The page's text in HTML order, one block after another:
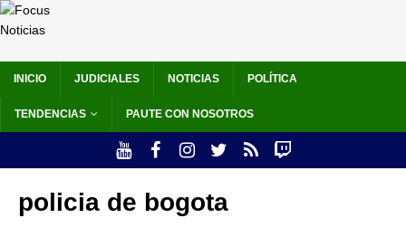
INICIO JUDICIALES NOTICIAS POLÍTICA
TENDENCIAS PAUTE CON NOSOTROS
policia de bogota